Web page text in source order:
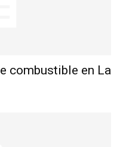
combustible en La